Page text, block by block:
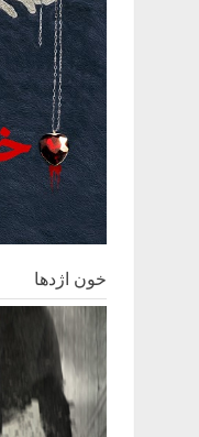
خون اژدها